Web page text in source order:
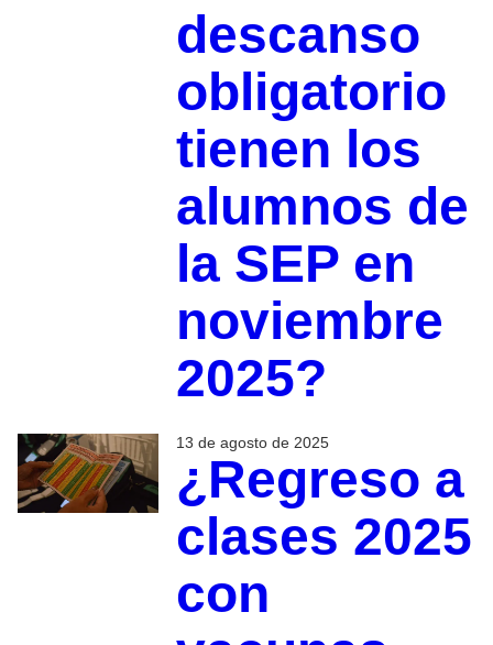
descanso
obligatorio
tienen los
alumnos de
la SEP en
noviembre
2025?
13 de agosto de 2025
¿Regreso a
clases 2025
con